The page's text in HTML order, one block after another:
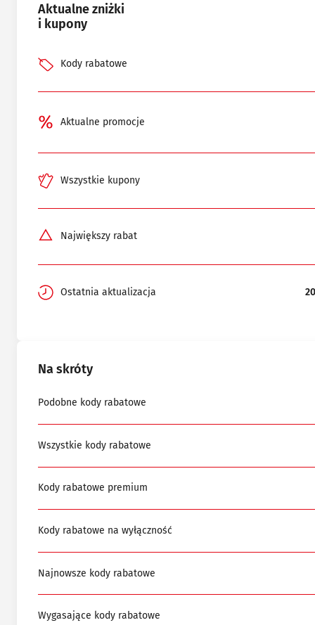
Aktualne zniżki
i kupony
Kody rabatowe
Aktualne promocje
Wszystkie kupony
Największy rabat
Ostatnia aktualizacja
Na skróty
Podobne kody rabatowe
Wszystkie kody rabatowe
Kody rabatowe premium
Kody rabatowe na wyłączność
Najnowsze kody rabatowe
Wygasające kody rabatowe